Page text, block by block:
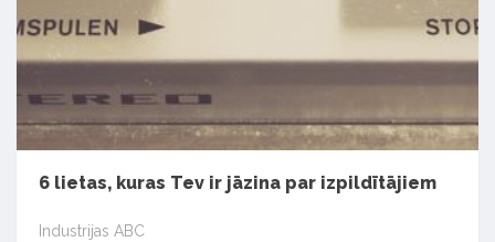
6 lietas, kuras Tev ir jāzina par izpildītājiem
Industrijas ABC